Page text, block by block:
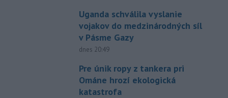
Uganda schválila vyslanie
vojakov do medzinárodných síl
v Pásme Gazy
dnes 20:49
Pre únik ropy z tankera pri
Ománe hrozí ekologická
katastrofa